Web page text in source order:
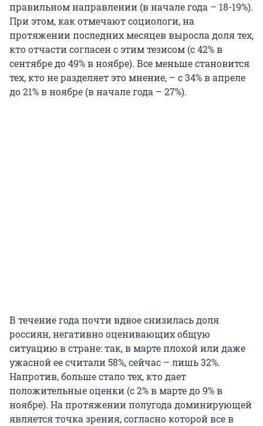
правильном направлении (в начале года – 18-19%).
При этом, как отмечают социологи, на
протяжении последних месяцев выросла доля тех,
кто отчасти согласен с этим тезисом (с 42% в
сентябре до 49% в ноябре). Все меньше становится
тех, кто не разделяет это мнение, – с 34% в апреле
до 21% в ноябре (в начале года – 27%).
В течение года почти вдвое снизилась доля
россиян, негативно оценивающих общую
ситуацию в стране: так, в марте плохой или даже
ужасной ее считали 58%, сейчас – лишь 32%.
Напротив, больше стало тех, кто дает
положительные оценки (с 2% в марте до 9% в
ноябре). На протяжении полугода доминирующей
является точка зрения, согласно которой все в